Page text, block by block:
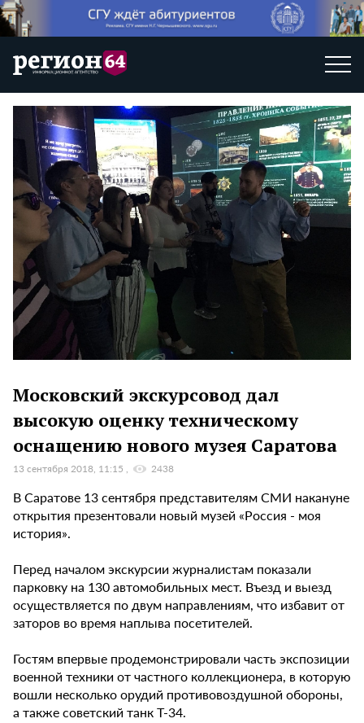
Московский экскурсовод дал
высокую оценку техническому
оснащению нового музея Саратова
13 сентября 2018, 11:15 2438
В Саратове 13 сентября представителям СМИ накануне
открытия презентовали новый музей «Россия - моя
история».
Перед началом экскурсии журналистам показали
парковку на 130 автомобильных мест. Въезд и выезд
осуществляется по двум направлениям, что избавит от
заторов во время наплыва посетителей.
Гостям впервые продемонстрировали часть экспозиции
военной техники от частного коллекционера, в которую
вошли несколько орудий противовоздушной обороны,
а также советский танк Т-34.